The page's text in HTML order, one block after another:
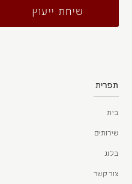
שיחת ייעוץ
תפרית
בית
שירותים
בלוג
צור קשר